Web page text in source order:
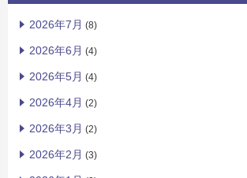
2026年7月 (8)
2026年6月 (4)
2026年5月 (4)
2026年4月 (2)
2026年3月 (2)
2026年2月 (3)